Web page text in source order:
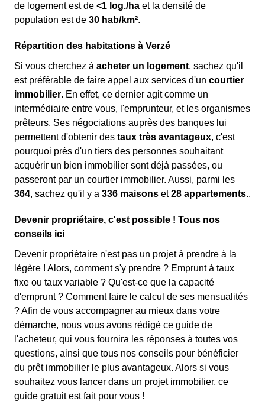
de logement est de <1 log./ha et la densité de
population est de 30 hab/km².
Répartition des habitations à Verzé
Si vous cherchez à acheter un logement, sachez qu'il
est préférable de faire appel aux services d'un courtier
immobilier. En effet, ce dernier agit comme un
intermédiaire entre vous, l'emprunteur, et les organismes
prêteurs. Ses négociations auprès des banques lui
permettent d'obtenir des taux très avantageux, c'est
pourquoi près d'un tiers des personnes souhaitant
acquérir un bien immobilier sont déjà passées, ou
passeront par un courtier immobilier. Aussi, parmi les
364, sachez qu'il y a 336 maisons et28 appartements..
Devenir propriétaire, c'est possible ! Tous nos
conseils ici
Devenir propriétaire n'est pas un projet à prendre à la
légère ! Alors, comment s'y prendre ? Emprunt à taux
fixe ou taux variable ? Qu'est-ce que la capacité
d'emprunt ? Comment faire le calcul de ses mensualités
? Afin de vous accompagner au mieux dans votre
démarche, nous vous avons rédigé ce guide de
l'acheteur, qui vous fournira les réponses à toutes vos
questions, ainsi que tous nos conseils pour bénéficier
du prêt immobilier le plus avantageux. Alors si vous
souhaitez vous lancer dans un projet immobilier, ce
guide gratuit est fait pour vous !